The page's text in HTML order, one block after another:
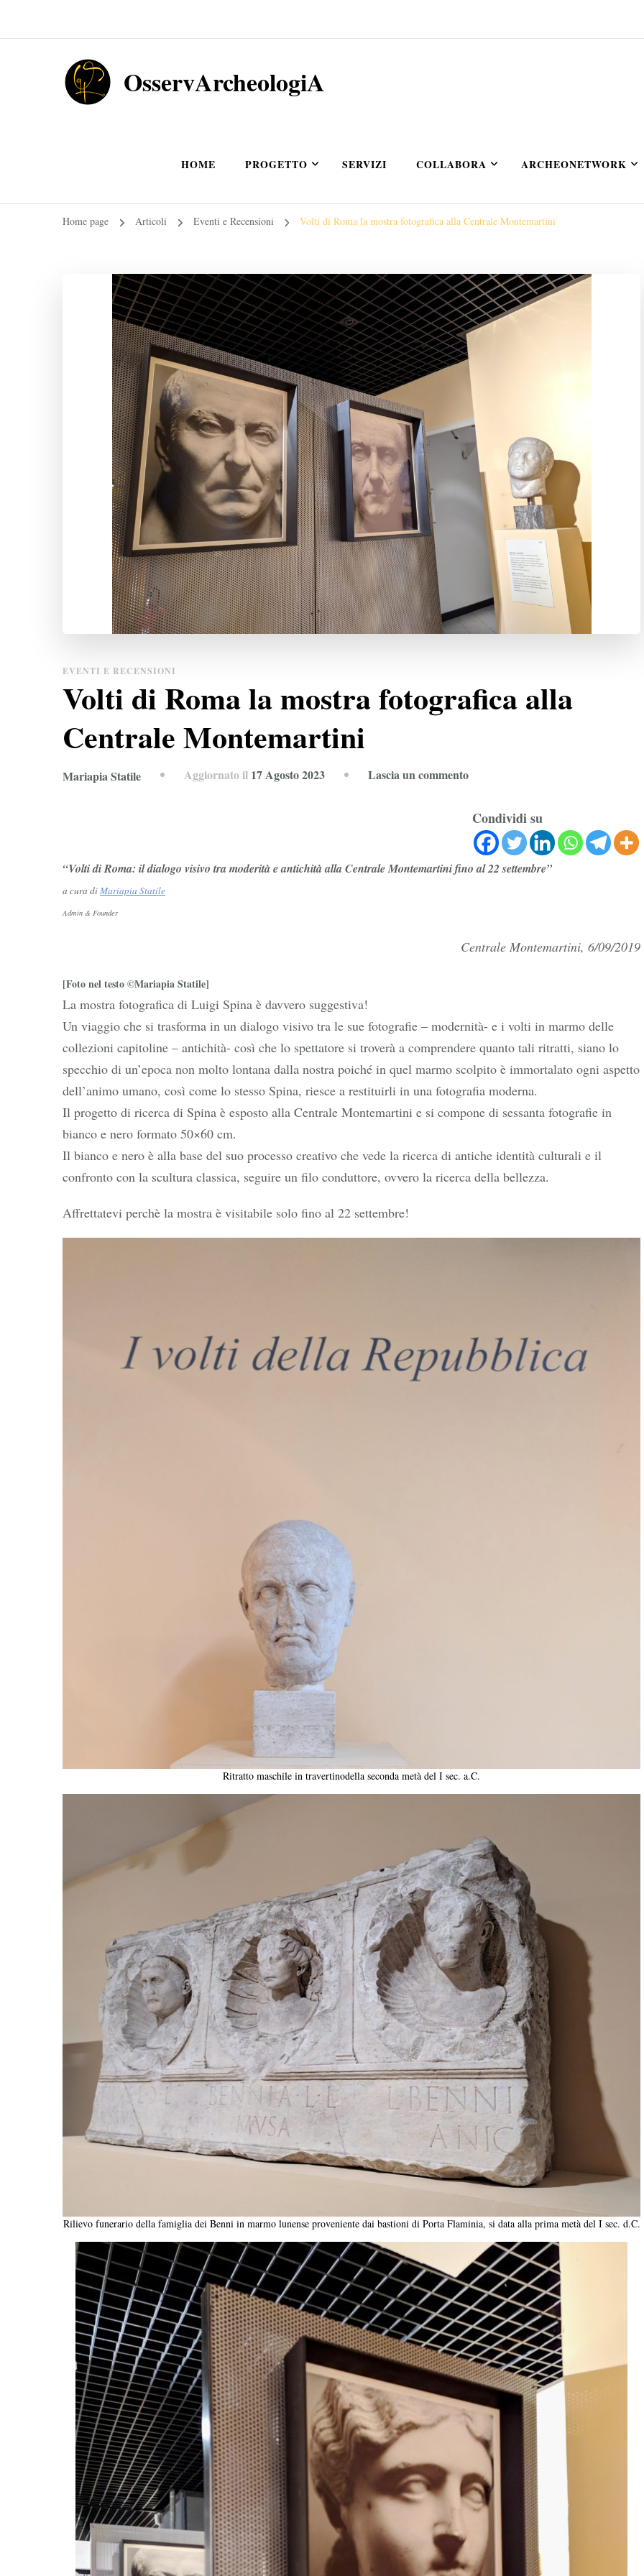
OsservArcheologiA
HOME PROGETTO SERVIZI COLLABORA ARCHEONETWORK
Home page Articoli Eventi e Recensioni Volti di Roma la mostra fotografica alla Centrale Montemartini
EVENTI E RECENSIONI
Volti di Roma la mostra fotografica alla
Centrale Montemartini
Mariapia Statile Aggiornato il 17 Agosto 2023 Lascia un commentosu
di
Roma
la
mostra
Montemartini
Condividi su
“Volti di Roma: il dialogo visivo tra moderità e antichità alla Centrale Montemartini fino al 22 settembre”
a cura diMariapia Statile
Admin & Founder
Centrale Montemartini, 6/09/2019
[Foto nel testo ©Mariapia Statile]
La mostra fotografica di Luigi Spina è davvero suggestiva!
Un viaggio che si trasforma in un dialogo visivo tra le sue fotografie – modernità- e i volti in marmo delle
collezioni capitoline – antichità- così che lo spettatore si troverà a comprendere quanto tali ritratti, siano lo
specchio di un’epoca non molto lontana dalla nostra poiché in quel marmo scolpito è immortalato ogni aspetto
dell’animo umano, così come lo stesso Spina, riesce a restituirli in una fotografia moderna.
Il progetto di ricerca di Spina è esposto alla Centrale Montemartini e si compone di sessanta fotografie in
bianco e nero formato 50×60 cm.
Il bianco e nero è alla base del suo processo creativo che vede la ricerca di antiche identità culturali e il
confronto con la scultura classica, seguire un filo conduttore, ovvero la ricerca della bellezza.
Affrettatevi perchè la mostra è visitabile solo fino al 22 settembre!
Ritratto maschile in travertinodella seconda metà del I sec. a.C.
Rilievo funerario della famiglia dei Benni in marmo lunense proveniente dai bastioni di Porta Flaminia, si data alla prima metà del I sec. d.C.